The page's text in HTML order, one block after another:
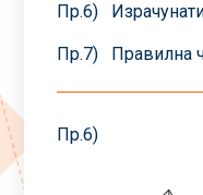
Пр.6)
Пр.7) Правилна
Пр.6)